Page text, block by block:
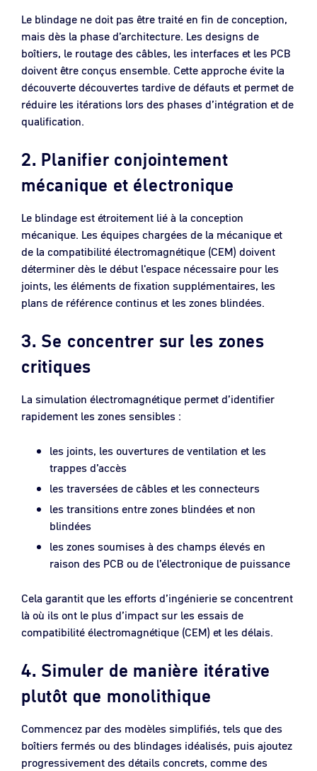
Le blindage ne doit pas être traité en fin de conception,
mais dès la phase d’architecture. Les designs de
boîtiers, le routage des câbles, les interfaces et les PCB
doivent être conçus ensemble. Cette approche évite la
découverte découvertes tardive de défauts et permet de
réduire les itérations lors des phases d’intégration et de
qualification.
2. Planifier conjointement
mécanique et électronique
Le blindage est étroitement lié à la conception
mécanique. Les équipes chargées de la mécanique et
de la compatibilité électromagnétique (CEM) doivent
déterminer dès le début l'espace nécessaire pour les
joints, les éléments de fixation supplémentaires, les
plans de référence continus et les zones blindées.
3. Se concentrer sur les zones
critiques
La simulation électromagnétique permet d’identifier
rapidement les zones sensibles :
les joints, les ouvertures de ventilation et les
trappes d’accès
les traversées de câbles et les connecteurs
les transitions entre zones blindées et non
blindées
les zones soumises à des champs élevés en
raison des PCB ou de l’électronique de puissance
Cela garantit que les efforts d’ingénierie se concentrent
là où ils ont le plus d’impact sur les essais de
compatibilité électromagnétique (CEM) et les délais.
4. Simuler de manière itérative
plutôt que monolithique
Commencez par des modèles simplifiés, tels que des
boîtiers fermés ou des blindages idéalisés, puis ajoutez
progressivement des détails concrets, comme des